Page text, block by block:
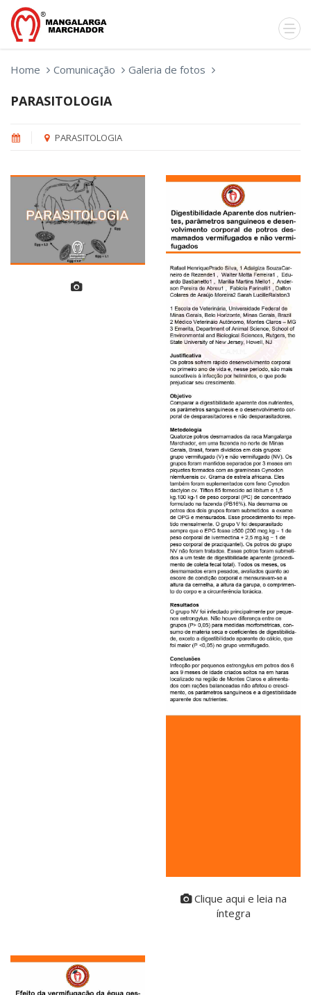
Home Comunicação Galeria de fotos
PARASITOLOGIA
PARASITOLOGIA
Clique aqui e leia na
íntegra